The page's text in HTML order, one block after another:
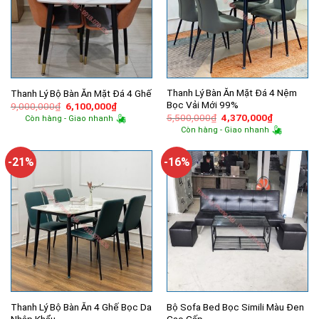
Thanh Lý Bộ Bàn Ăn Mặt Đá 4 Ghế
9,000,000₫ Giá
gốc
là:
6,100,000₫Giá
hiện
tại
Còn hàng - Giao nhanh
Thanh Lý Bàn Ăn Mặt Đá 4 Nệm
Bọc Vải Mới 99%
5,500,000₫ Giá
gốc
là:
4,370,000₫Giá
hiện
tại
Còn hàng - Giao nhanh
-21%
Thanh Lý Bộ Bàn Ăn 4 Ghế Bọc Da
-16%
Bộ Sofa Bed Bọc Simili Màu Đen